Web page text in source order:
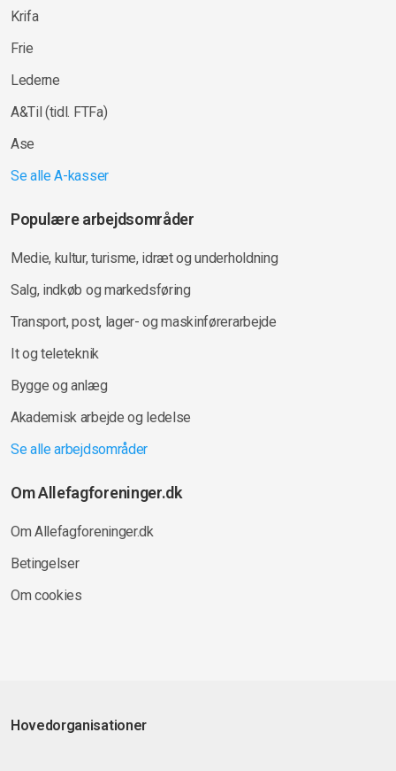
Krifa
Frie
Lederne
A&Til (tidl. FTFa)
Ase
Se alle A-kasser
Populære arbejdsområder
Medie, kultur, turisme, idræt og underholdning
Salg, indkøb og markedsføring
Transport, post, lager- og maskinførerarbejde
It og teleteknik
Bygge og anlæg
Akademisk arbejde og ledelse
Se alle arbejdsområder
Om Allefagforeninger.dk
Om Allefagforeninger.dk
Betingelser
Om cookies
Hovedorganisationer